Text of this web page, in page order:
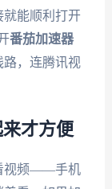
就能顺利打开
番茄加速器
路，连腾讯视
才方便
视频——手机